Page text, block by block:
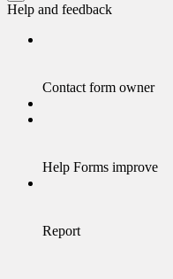
Help and feedback
Contact form owner
Help Forms improve
Report